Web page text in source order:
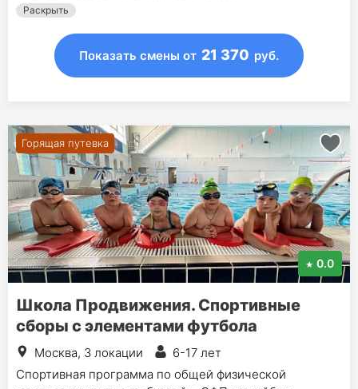
Раскрыть
Показать смены от 21 370 руб.
Горящая путевка
0.0
Школа Продвижения. Спортивные
сборы с элементами футбола
Москва, 3 локации
6-17 лет
Спортивная программа по общей физической